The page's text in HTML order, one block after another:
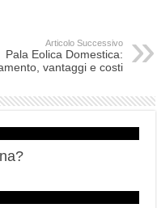
Articolo Successivo
Pala Eolica Domestica:
vantaggi e costi